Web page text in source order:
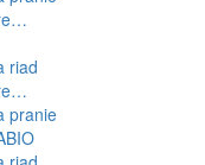
riad
pranie